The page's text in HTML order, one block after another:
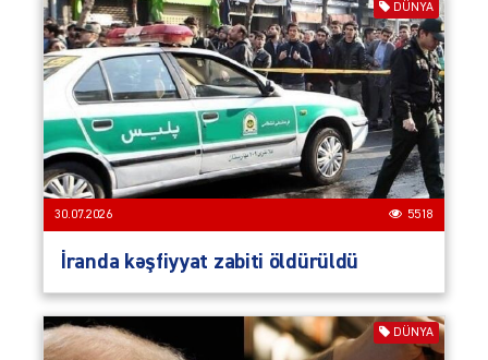
DÜNYA
30.07.2026 5518
İranda kəşfiyyat zabiti öldürüldü
DÜNYA